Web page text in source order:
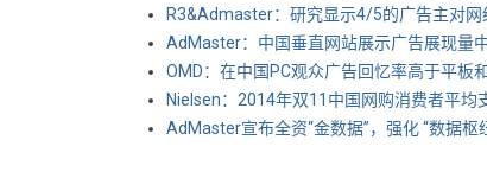
R3&Admaster：研究显示4/5的广告主对
AdMaster：中国垂直网站展示广告展现量
OMD：在中国PC观众广告回忆率高于平板
Nielsen：2014年双11中国网购消费者平均
AdMaster宣布全资“金数据”，强化 “数据枢